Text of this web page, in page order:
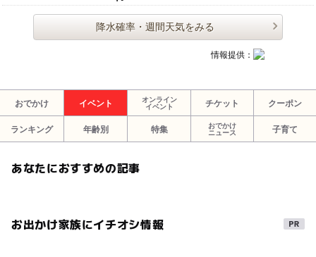
降水確率・週間天気をみる
情報提供：
おでかけ イベント
オンライン
イベント
チケット クーポン
ランキング 年齢別 特集
おでかけ
ニュース
子育て
あなたにおすすめの記事
お出かけ家族にイチオシ情報